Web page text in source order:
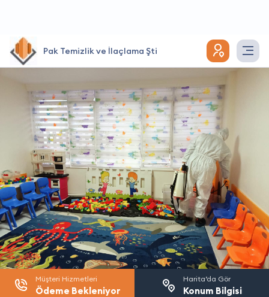
Pak Temizlik ve İlaçlama Şti
Müşteri Hizmetleri
Ödeme Bekleniyor
Harita’da Gör
Konum Bilgisi